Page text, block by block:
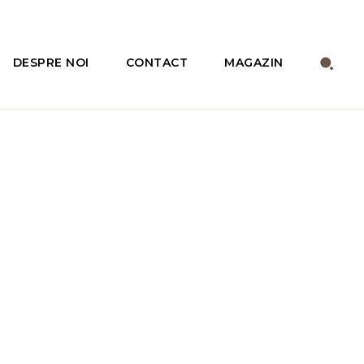
DESPRE NOI CONTACT MAGAZIN